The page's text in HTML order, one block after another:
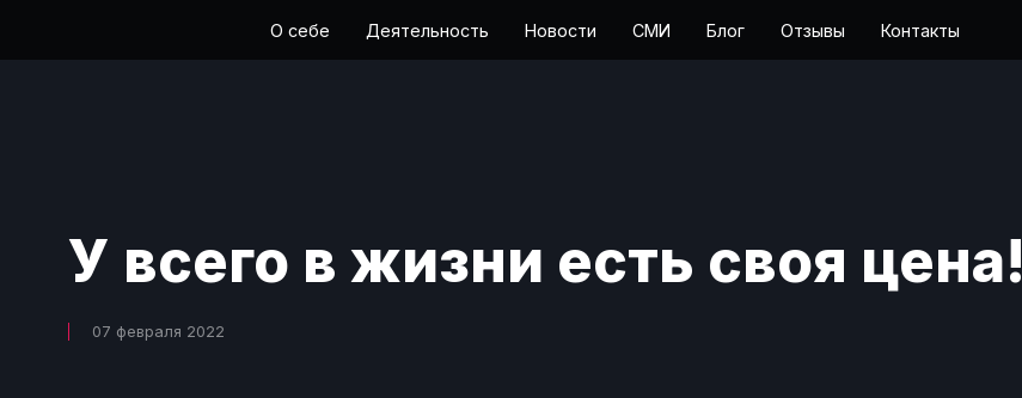
О себе Деятельность Новости СМИ Блог Отзывы Контакты
У всего в жизни есть своя цена!
07 февраля 2022